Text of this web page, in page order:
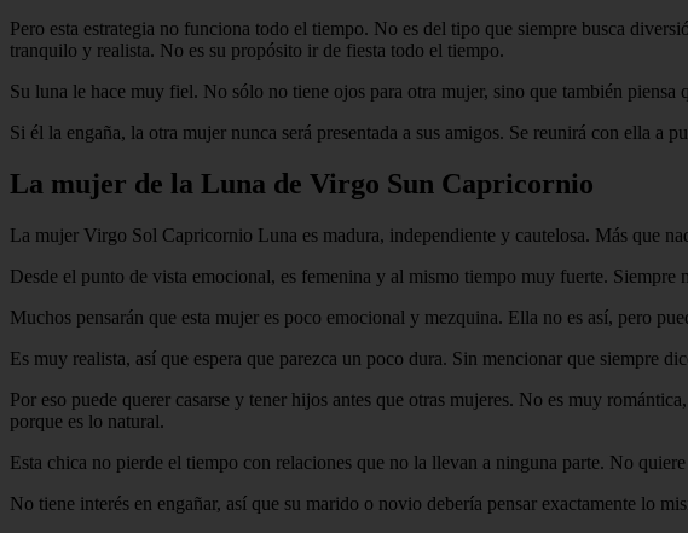
Pero esta estrategia no funciona todo el tiempo. No es del tipo que siempre busca
tranquilo y realista. No es su propósito ir de fiesta todo el tiempo.
Su luna le hace muy fiel. No sólo no tiene ojos para otra mujer, sino que también
Si él la engaña, la otra mujer nunca será presentada a sus amigos. Se reunirá con ella a
La mujer de la Luna de Virgo Sun Capricornio
La mujer Virgo Sol Capricornio Luna es madura, independiente y cautelosa. Más que
Desde el punto de vista emocional, es femenina y al mismo tiempo muy fuerte. Siempre
Muchos pensarán que esta mujer es poco emocional y mezquina. Ella no es así, pero
Es muy realista, así que espera que parezca un poco dura. Sin mencionar que siempre
Por eso puede querer casarse y tener hijos antes que otras mujeres. No es muy
porque es lo natural.
Esta chica no pierde el tiempo con relaciones que no la llevan a ninguna parte. No
No tiene interés en engañar, así que su marido o novio debería pensar exactamente lo